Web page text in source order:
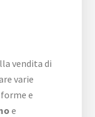
vendita di
varie
e
e